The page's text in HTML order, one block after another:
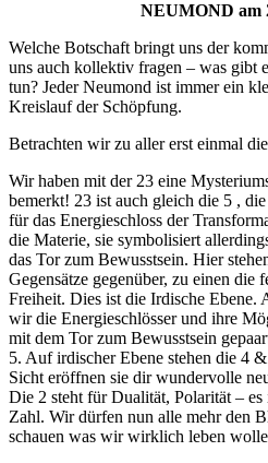
NEUMOND am
Welche Botschaft bringt uns der
uns auch kollektiv fragen – was gibt
tun? Jeder Neumond ist immer ein
Kreislauf der Schöpfung.
Betrachten wir zu aller erst einmal
Wir haben mit der 23 eine
bemerkt! 23 ist auch gleich die 5 ,
für das Energieschloss der
die Materie, sie symbolisiert
das Tor zum Bewusstsein. Hier
Gegensätze gegenüber, zu einen die
Freiheit. Dies ist die Irdische Ebene.
wir die Energieschlösser und ihre
mit dem Tor zum Bewusstsein
5. Auf irdischer Ebene stehen die 4
Sicht eröffnen sie dir wundervolle
Die 2 steht für Dualität, Polarität – es
Zahl. Wir dürfen nun alle mehr den
schauen was wir wirklich leben